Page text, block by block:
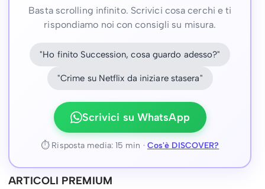
Basta scrolling infinito. Scrivici cosa cerchi e ti
rispondiamo noi con consigli su misura.
"Ho finito Succession, cosa guardo adesso?"
"Crime su Netflix da iniziare stasera"
Scrivici su WhatsApp
⏱ Risposta media: 15 min · Cos'è DISCOVER?
ARTICOLI PREMIUM